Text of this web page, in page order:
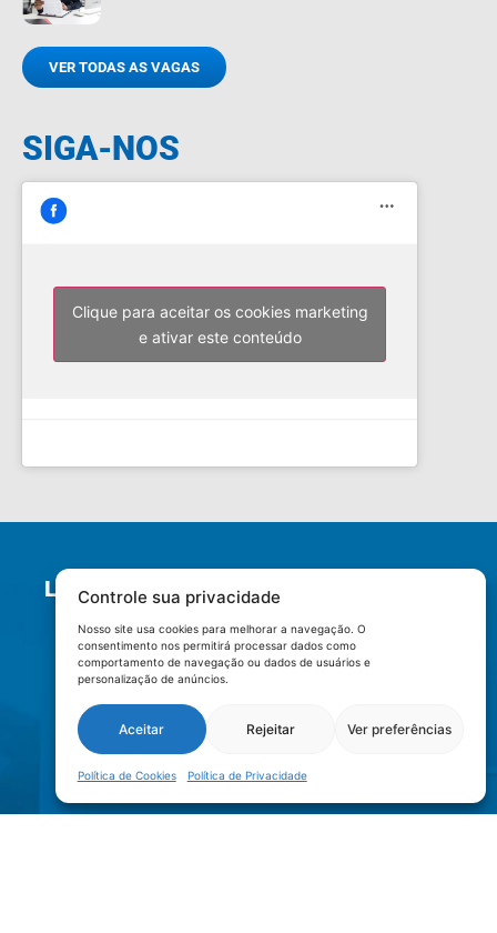
Controle sua privacidade
Nosso site usa cookies para melhorar a navegação. O
consentimento nos permitirá processar dados como
comportamento de navegação ou dados de usuários e
personalização de anúncios.
Aceitar Rejeitar Ver preferências
Política de Cookies Política de Privacidade
VER TODAS AS VAGAS
SIGA-NOS
Clique para aceitar os cookies marketing
e ativar este conteúdo
LOCALIZAÇÃO